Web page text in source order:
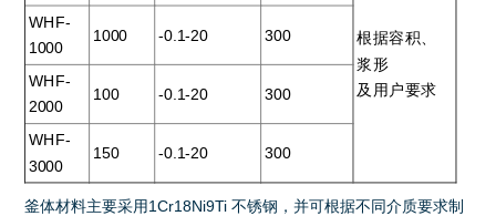
根据容积、
浆形
及用户要求
WHF-
1000
1000 -0.1-20 300
WHF-
2000
100 -0.1-20 300
WHF-
3000
150 -0.1-20 300
釜体材料主要采用1Cr18Ni9Ti不锈钢，并可根据不同介质要求制